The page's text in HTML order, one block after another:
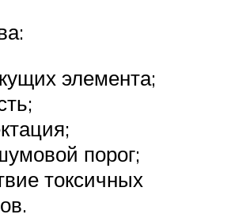
элемента;
порог;
токсичных